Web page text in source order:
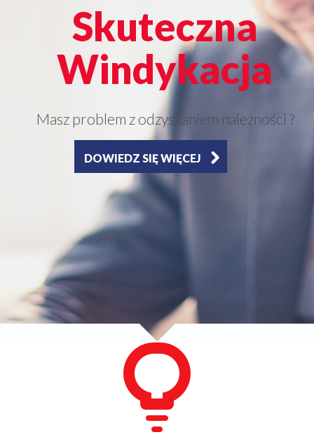
Skuteczna
Windykacja
Masz problem z odzyskaniem należności ?
DOWIEDZ SIĘ WIĘCEJ